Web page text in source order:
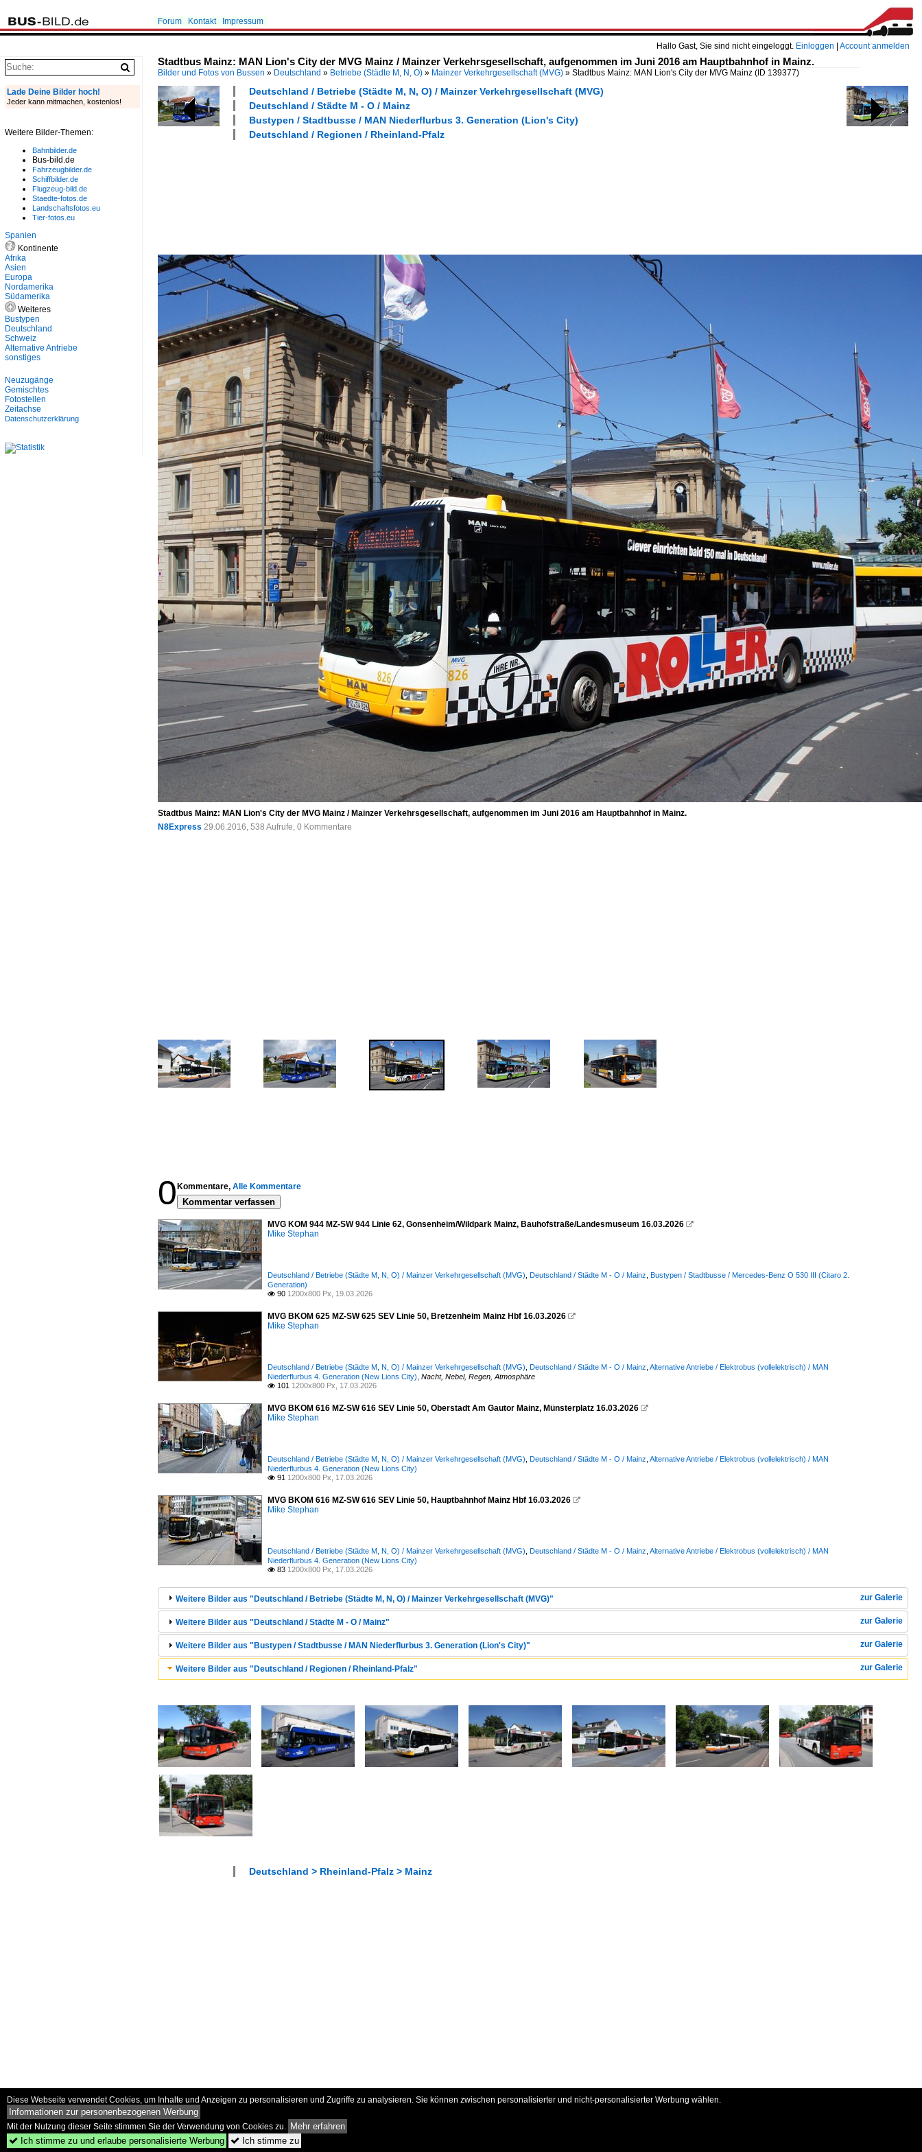
Hallo Gast, Sie sind nicht eingeloggt. Einloggen Account anmelden
Forum Kontakt Impressum
Stadtbus Mainz: MAN Lion's City der MVG Mainz / Mainzer Verkehrsgesellschaft, aufgenommen im Juni 2016 am Hauptbahnhof in Mainz.
Bilder und Fotos von Bussen » Deutschland » Betriebe (Städte M, N, O) » Mainzer Verkehrgesellschaft (MVG) » Stadtbus Mainz: MAN Lion's City der MVG Mainz (ID 139377)
Deutschland / Betriebe (Städte M, N, O) / Mainzer Verkehrgesellschaft (MVG)
Deutschland / Städte M - O / Mainz
Bustypen / Stadtbusse / MAN Niederflurbus 3. Generation (Lion's City)
Deutschland / Regionen / Rheinland-Pfalz
Stadtbus Mainz: MAN Lion's City der MVG Mainz / Mainzer Verkehrsgesellschaft, aufgenommen im Juni 2016 am Hauptbahnhof in Mainz.
N8Express 29.06.2016, 538 Aufrufe, 0 Kommentare
0 Kommentare, Alle Kommentare
Kommentar verfassen
MVG KOM 944 MZ-SW 944 Linie 62, Gonsenheim/Wildpark Mainz, Bauhofstraße/Landesmuseum 16.03.2026 
Mike Stephan
Deutschland / Betriebe (Städte M, N, O) / Mainzer Verkehrgesellschaft (MVG) Deutschland / Städte M - O / Mainz Bustypen / Stadtbusse / Mercedes-Benz O 530 III (Citaro 2.
Generation)
 90 1200x800 Px, 19.03.2026
MVG BKOM 625 MZ-SW 625 SEV Linie 50, Bretzenheim Mainz Hbf 16.03.2026 
Mike Stephan
Deutschland / Betriebe (Städte M, N, O) / Mainzer Verkehrgesellschaft (MVG) Deutschland / Städte M - O / Mainz Alternative Antriebe / Elektrobus (vollelektrisch) / MAN
Niederflurbus 4. Generation (New Lions City) Nacht, Nebel, Regen, Atmosphäre
 101 1200x800 Px, 17.03.2026
MVG BKOM 616 MZ-SW 616 SEV Linie 50, Oberstadt Am Gautor Mainz, Münsterplatz 16.03.2026 
Mike Stephan
Deutschland / Betriebe (Städte M, N, O) / Mainzer Verkehrgesellschaft (MVG) Deutschland / Städte M - O / Mainz Alternative Antriebe / Elektrobus (vollelektrisch) / MAN
Niederflurbus 4. Generation (New Lions City)
 91 1200x800 Px, 17.03.2026
MVG BKOM 616 MZ-SW 616 SEV Linie 50, Hauptbahnhof Mainz Hbf 16.03.2026 
Mike Stephan
Deutschland / Betriebe (Städte M, N, O) / Mainzer Verkehrgesellschaft (MVG) Deutschland / Städte M - O / Mainz Alternative Antriebe / Elektrobus (vollelektrisch) / MAN
Niederflurbus 4. Generation (New Lions City)
 83 1200x800 Px, 17.03.2026
zur Galerie
Weitere Bilder aus "Deutschland / Betriebe (Städte M, N, O) / Mainzer Verkehrgesellschaft (MVG)"
zur Galerie
Weitere Bilder aus "Deutschland / Städte M - O / Mainz"
zur Galerie
Weitere Bilder aus "Bustypen / Stadtbusse / MAN Niederflurbus 3. Generation (Lion's City)"
zur Galerie
Weitere Bilder aus "Deutschland / Regionen / Rheinland-Pfalz"
Deutschland > Rheinland-Pfalz > Mainz
Lade Deine Bilder hoch!
Jeder kann mitmachen, kostenlos!
Weitere Bilder-Themen:
Bahnbilder.de
Bus-bild.de
Fahrzeugbilder.de
Schiffbilder.de
Flugzeug-bild.de
Staedte-fotos.de
Landschaftsfotos.eu
Tier-fotos.eu
Spanien
Kontinente
Afrika
Asien
Europa
Nordamerika
Südamerika
Weiteres
Bustypen
Deutschland
Schweiz
Alternative Antriebe
sonstiges
Neuzugänge
Gemischtes
Fotostellen
Zeitachse
Datenschutzerklärung
Diese Webseite verwendet Cookies, um Inhalte und Anzeigen zu personalisieren und Zugriffe zu analysieren. Sie können zwischen personalisierter und nicht-personalisierter Werbung wählen.
Informationen zur personenbezogenen Werbung
Mit der Nutzung dieser Seite stimmen Sie der Verwendung von Cookies zu. Mehr erfahren
 Ich stimme zu und erlaube personalisierte Werbung  Ich stimme zu